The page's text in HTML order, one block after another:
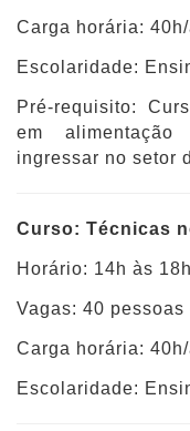
Carga horária: 40h/
Escolaridade:
Pré-requisito:
em
ingressar no setor
Curso: Técnicas
Horário: 14h às 18h
Vagas: 40 pessoas
Carga horária: 40h/
Escolaridade: